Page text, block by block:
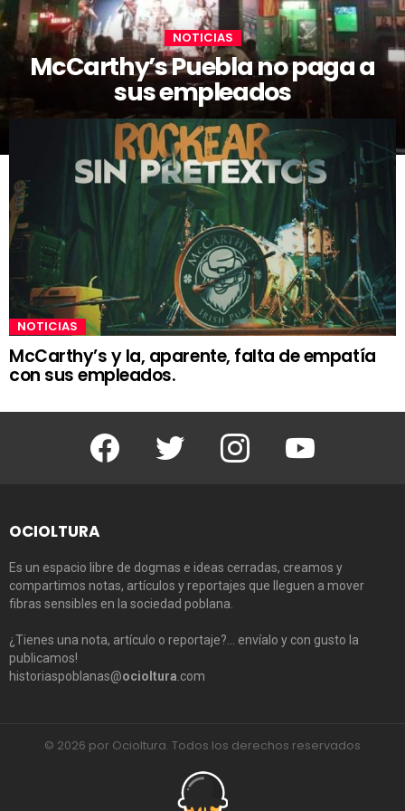
NOTICIAS
McCarthy’s Puebla no paga a
sus empleados
NOTICIAS
McCarthy’s y la, aparente, falta de empatía
con sus empleados.
Facebook Twitter Instagram
OCIOLTURA
Es un espacio libre de dogmas e ideas cerradas, creamos y
compartimos notas, artículos y reportajes que lleguen a mover
fibras sensibles en la sociedad poblana.
¿Tienes una nota, artículo o reportaje?… envíalo y con gusto la
publicamos!
historiaspoblanas@ocioltura .com
© 2026 por Ocioltura. Todos los derechos reservados